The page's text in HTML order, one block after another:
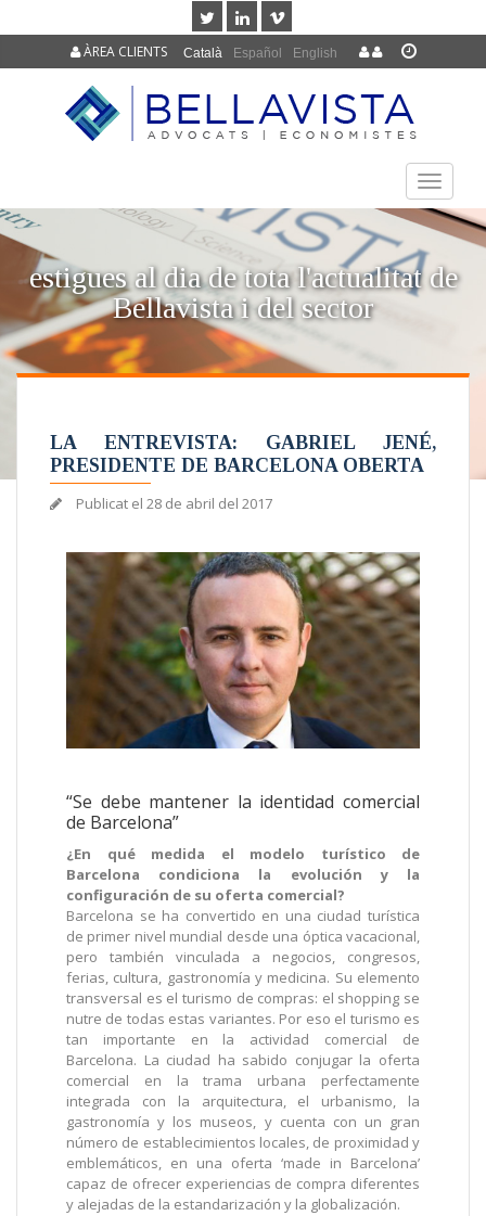
Català Español English
ÀREA CLIENTS
TOGGLE
estigues al dia de tota l'actualitat de
Bellavista i del sector
LA ENTREVISTA: GABRIEL JENÉ,
PRESIDENTE DE BARCELONA OBERTA
Publicat el 28 de abril del 2017
“Se debe mantener la identidad comercial
de Barcelona”
¿En qué medida el modelo turístico de
Barcelona condiciona la evolución y la
configuración de su oferta comercial?
Barcelona se ha convertido en una ciudad turística
de primer nivel mundial desde una óptica vacacional,
pero también vinculada a negocios, congresos,
ferias, cultura, gastronomía y medicina. Su elemento
transversal es el turismo de compras: el shopping se
nutre de todas estas variantes. Por eso el turismo es
tan importante en la actividad comercial de
Barcelona. La ciudad ha sabido conjugar la oferta
comercial en la trama urbana perfectamente
integrada con la arquitectura, el urbanismo, la
gastronomía y los museos, y cuenta con un gran
número de establecimientos locales, de proximidad y
emblemáticos, en una oferta ‘made in Barcelona’
capaz de ofrecer experiencias de compra diferentes
y alejadas de la estandarización y la globalización.